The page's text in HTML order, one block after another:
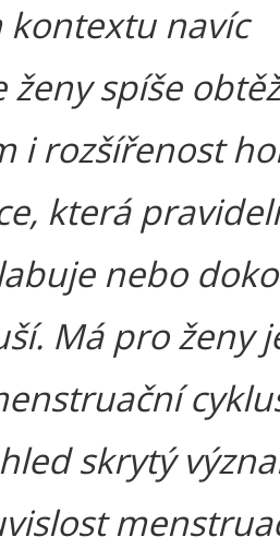
navíc
spíše
i rozšířenost
která
nebo
Má pro ženy
skrytý